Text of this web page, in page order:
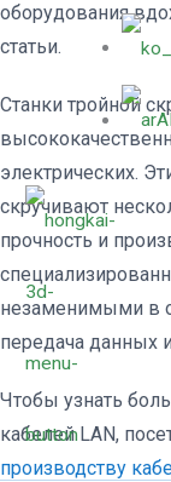
оборудования
статьи.
Станки тройной
электрических.
скручивают
прочность и
незаменимыми в
передача данных
Чтобы узнать
кабелей LAN,
производству